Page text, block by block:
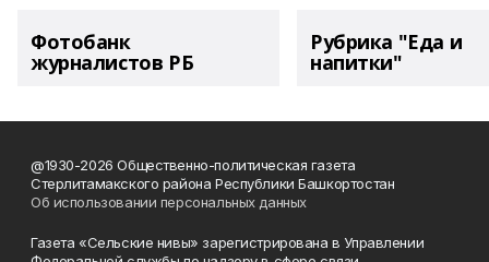
Фотобанк
журналистов РБ
Рубрика "Еда и
напитки"
@1930-2026 Общественно-политическая газета
Стерлитамакского района Республики Башкортостан
Об использовании персональных данных
Газета «Сельские нивы» зарегистрирована в Управлении